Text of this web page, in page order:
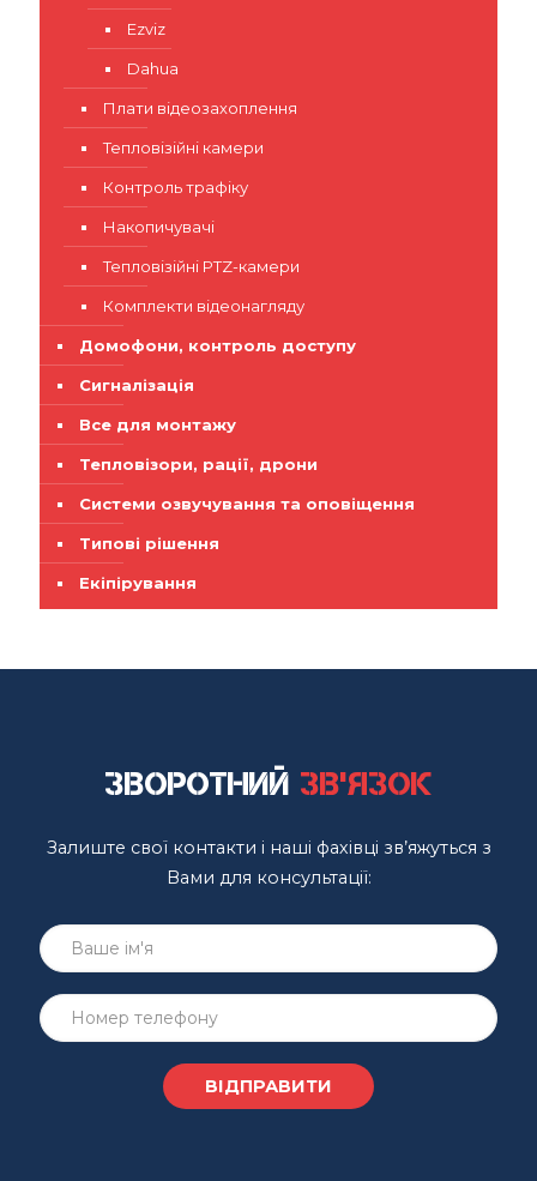
Ezviz
Dahua
Плати відеозахоплення
Тепловізійні камери
Контроль трафіку
Накопичувачі
Тепловізійні PTZ-камери
Комплекти відеонагляду
Домофони, контроль доступу
Сигналізація
Все для монтажу
Тепловізори, рації, дрони
Системи озвучування та оповіщення
Типові рішення
Екіпірування
Зворотний зв'язок
Залиште свої контакти і наші фахівці зв’яжуться з
Вами для консультації: